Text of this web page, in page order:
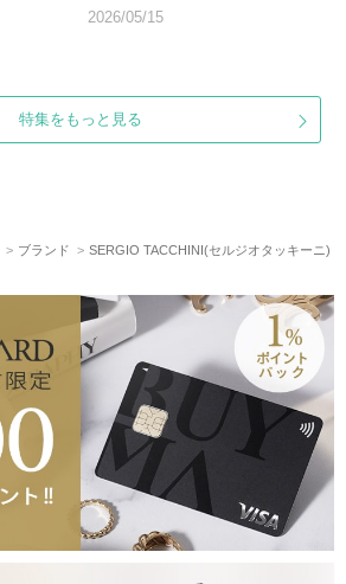
2026/05/15
特集をもっと見る
ブランド SERGIO TACCHINI(セルジオタッキーニ)